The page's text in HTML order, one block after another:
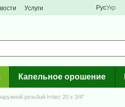
Услуги РусУкр
Капельное орошение
резьбой Irritec 20 х 3/4"